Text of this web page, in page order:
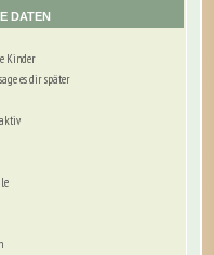
DATEN
Kinder
es dir später